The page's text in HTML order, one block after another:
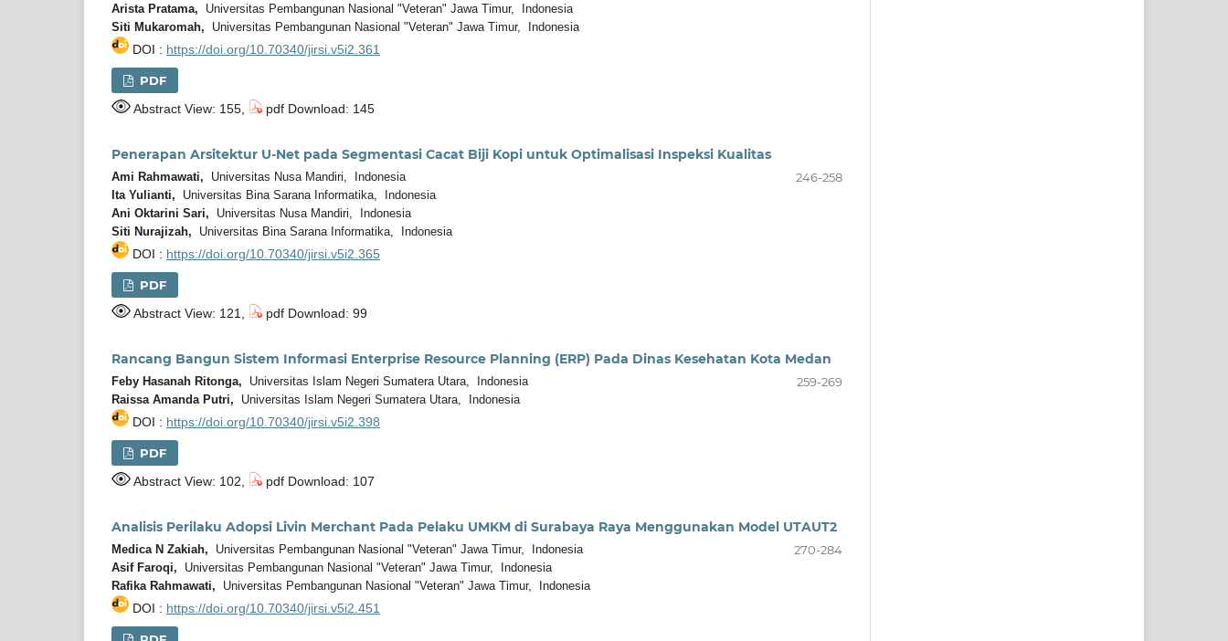
Arista Pratama, Universitas Pembangunan Nasional "Veteran" Jawa Timur, Indonesia
Siti Mukaromah, Universitas Pembangunan Nasional "Veteran" Jawa Timur, Indonesia
DOI : https://doi.org/10.70340/jirsi.v5i2.361
PDF
Abstract View: 155,
pdf Download: 145
Penerapan Arsitektur U-Net pada Segmentasi Cacat Biji Kopi untuk Optimalisasi Inspeksi Kualitas
Ami Rahmawati, Universitas Nusa Mandiri, Indonesia
Ita Yulianti, Universitas Bina Sarana Informatika, Indonesia
Ani Oktarini Sari, Universitas Nusa Mandiri, Indonesia
Siti Nurajizah, Universitas Bina Sarana Informatika, Indonesia
246-258
DOI : https://doi.org/10.70340/jirsi.v5i2.365
PDF
Abstract View: 121,
pdf Download: 99
Rancang Bangun Sistem Informasi Enterprise Resource Planning (ERP) Pada Dinas Kesehatan Kota Medan
Feby Hasanah Ritonga, Universitas Islam Negeri Sumatera Utara, Indonesia
Raissa Amanda Putri, Universitas Islam Negeri Sumatera Utara, Indonesia
259-269
DOI : https://doi.org/10.70340/jirsi.v5i2.398
PDF
Abstract View: 102,
pdf Download: 107
Analisis Perilaku Adopsi Livin Merchant Pada Pelaku UMKM di Surabaya Raya Menggunakan Model UTAUT2
Medica N Zakiah, Universitas Pembangunan Nasional "Veteran" Jawa Timur, Indonesia
Asif Faroqi, Universitas Pembangunan Nasional "Veteran" Jawa Timur, Indonesia
Rafika Rahmawati, Universitas Pembangunan Nasional "Veteran" Jawa Timur, Indonesia
270-284
DOI : https://doi.org/10.70340/jirsi.v5i2.451